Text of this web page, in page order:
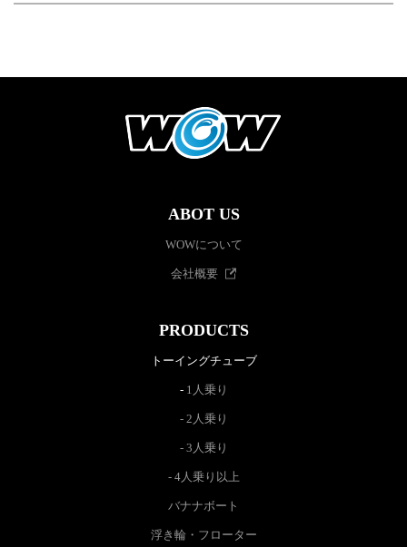
ABOT US
WOWについて
会社概要
PRODUCTS
トーイングチューブ
- 1人乗り
- 2人乗り
- 3人乗り
- 4人乗り以上
バナナボート
浮き輪・フローター